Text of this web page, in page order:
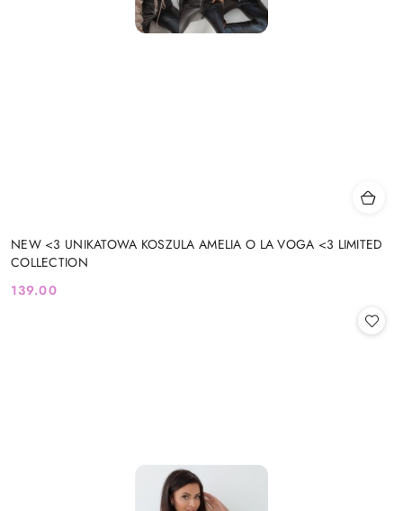
NEW <3 UNIKATOWA KOSZULA AMELIA O LA VOGA <3 LIMITED
COLLECTION
Cena:
139.00